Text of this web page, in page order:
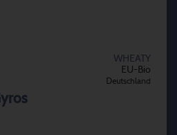
WHEATY
EU-Bio
Deutschland